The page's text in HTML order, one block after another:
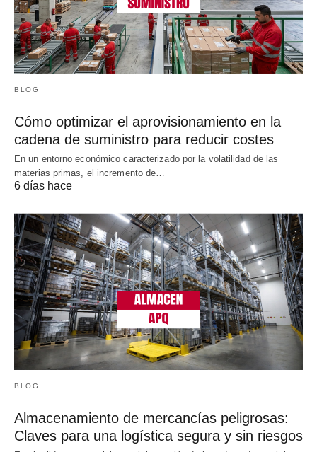
BLOG
Cómo optimizar el aprovisionamiento en la
cadena de suministro para reducir costes
En un entorno económico caracterizado por la volatilidad de las
materias primas, el incremento de…
6 días hace
BLOG
Almacenamiento de mercancías peligrosas:
Claves para una logística segura y sin riesgos